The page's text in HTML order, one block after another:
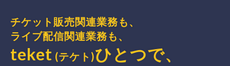
チケット販売関連業務も、
ライブ配信関連業務も、
teket (テケト)ひとつで、